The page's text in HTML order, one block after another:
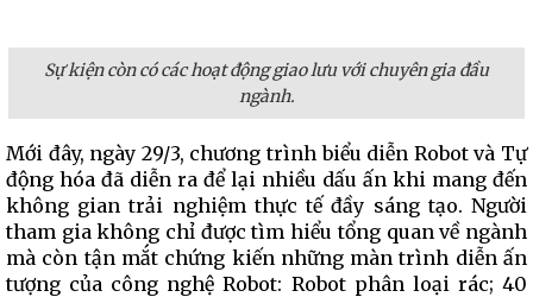
Sự kiện còn có các hoạt động giao lưu với chuyên gia đầu
ngành.
Mới đây, ngày 29/3, chương trình biểu diễn Robot và Tự
động hóa đã diễn ra để lại nhiều dấu ấn khi mang đến
không gian trải nghiệm thực tế đầy sáng tạo. Người
tham gia không chỉ được tìm hiểu tổng quan về ngành
mà còn tận mắt chứng kiến những màn trình diễn ấn
tượng của công nghệ Robot: Robot phân loại rác; 40